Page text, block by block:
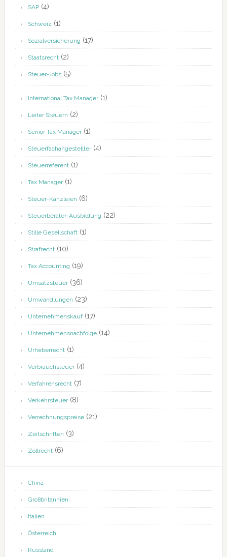
SAP(4)
Schweiz (1)
Sozialversicherung (17)
Staatsrecht(2)
Steuer-Jobs(5)
International Tax Manager(1)
Leiter Steuern (2)
Senior Tax Manager(1)
Steuerfachangestellter(4)
Steuerreferent(1)
Tax Manager(1)
Steuer-Kanzleien (6)
Steuerberater-Ausbildung (22)
Stille Gesellschaft(1)
Strafrecht(10)
Tax Accounting (19)
Umsatzsteuer(36)
Umwandlungen (23)
Unternehmenskauf(17)
Unternehmensnachfolge(14)
Urheberrecht(1)
Verbrauchsteuer(4)
Verfahrensrecht(7)
Verkehrsteuer(8)
Verrechnungspreise(21)
Zeitschriften (3)
Zollrecht(6)
China
Großbritannien
Italien
Österreich
Russland